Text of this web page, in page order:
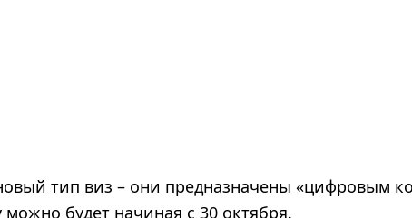
тип виз – они предназначены «цифровым
можно будет начиная с 30 октября.